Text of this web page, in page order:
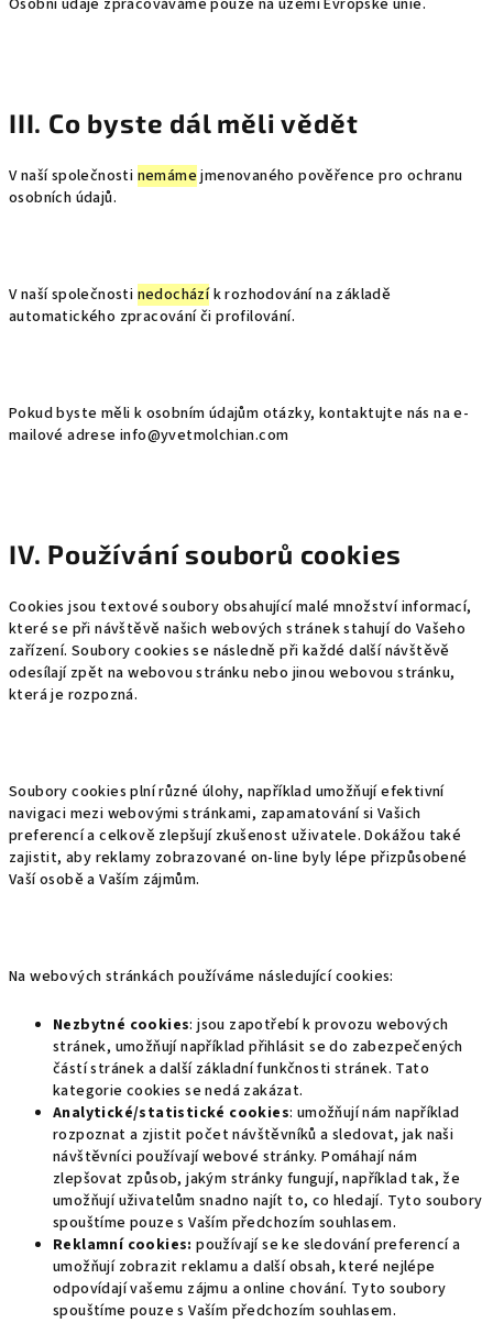
Osobní údaje zpracováváme pouze na území Evropské unie.
III. Co byste dál měli vědět
V naší společnosti nemámejmenovaného pověřence pro ochranu
osobních údajů.
V naší společnosti nedocházík rozhodování na základě
automatického zpracování či profilování.
Pokud byste měli k osobním údajům otázky, kontaktujte nás na e-
mailové adrese info@yvetmolchian.com
IV. Používání souborů cookies
Cookies jsou textové soubory obsahující malé množství informací,
které se při návštěvě našich webových stránek stahují do Vašeho
zařízení. Soubory cookies se následně při každé další návštěvě
odesílají zpět na webovou stránku nebo jinou webovou stránku,
která je rozpozná.
Soubory cookies plní různé úlohy, například umožňují efektivní
navigaci mezi webovými stránkami, zapamatování si Vašich
preferencí a celkově zlepšují zkušenost uživatele. Dokážou také
zajistit, aby reklamy zobrazované on-line byly lépe přizpůsobené
Vaší osobě a Vaším zájmům.
Na webových stránkách používáme následující cookies:
Nezbytné cookies: jsou zapotřebí k provozu webových
stránek, umožňují například přihlásit se do zabezpečených
částí stránek a další základní funkčnosti stránek. Tato
kategorie cookies se nedá zakázat.
Analytické/statistické cookies: umožňují nám například
rozpoznat a zjistit počet návštěvníků a sledovat, jak naši
návštěvníci používají webové stránky. Pomáhají nám
zlepšovat způsob, jakým stránky fungují, například tak, že
umožňují uživatelům snadno najít to, co hledají. Tyto soubory
spouštíme pouze s Vaším předchozím souhlasem.
Reklamní cookies: používají se ke sledování preferencí a
umožňují zobrazit reklamu a další obsah, které nejlépe
odpovídají vašemu zájmu a online chování. Tyto soubory
spouštíme pouze s Vaším předchozím souhlasem.